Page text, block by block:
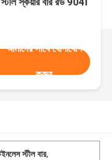
আমাদের সাথে যোগাযোগ
করুন
স্টীল বার,